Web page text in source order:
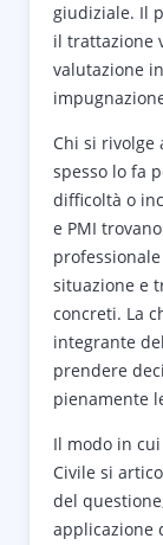
giudiziale. Il
il trattazione
valutazione
Chi si rivolge
spesso lo fa
difficoltà o
e PMI
situazione e
concreti. La
integrante
prendere
pienamente
Il modo in
Civile si
del
applicazione